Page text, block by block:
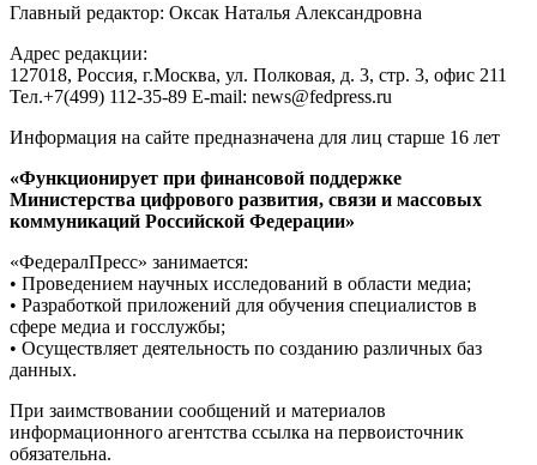
Главный редактор: Оксак Наталья Александровна
Адрес редакции:
127018, Россия, г.Москва, ул. Полковая, д. 3, стр. 3, офис 211
Тел.+7(499) 112-35-89 E-mail: news@fedpress.ru
Информация на сайте предназначена для лиц старше 16 лет
«Функционирует при финансовой поддержке
Министерства цифрового развития, связи и массовых
коммуникаций Российской Федерации»
«ФедералПресс» занимается:
• Проведением научных исследований в области медиа;
• Разработкой приложений для обучения специалистов в
сфере медиа и госслужбы;
• Осуществляет деятельность по созданию различных баз
данных.
При заимствовании сообщений и материалов
информационного агентства ссылка на первоисточник
обязательна.